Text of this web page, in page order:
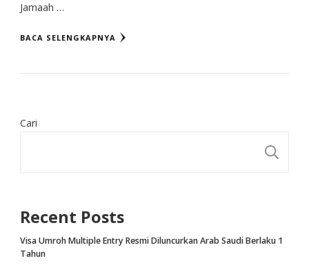
Jamaah …
BACA SELENGKAPNYA
Cari
Recent Posts
Visa Umroh Multiple Entry Resmi Diluncurkan Arab Saudi Berlaku 1
Tahun